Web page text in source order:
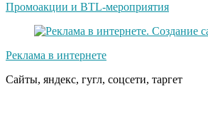
Промоакции и BTL-мероприятия
Реклама в интернете
Сайты, яндекс, гугл, соцсети, таргет